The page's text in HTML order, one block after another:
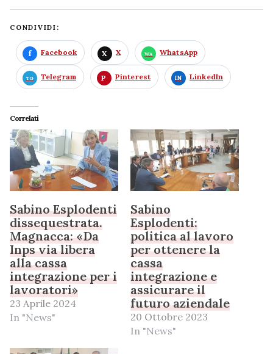
CONDIVIDI:
Facebook X WhatsApp
Telegram Pinterest LinkedIn
Correlati
Sabino Esplodenti
dissequestrata.
Magnacca: «Da
Inps via libera
alla cassa
integrazione per i
lavoratori»
23 Aprile 2024
In "News"
Sabino
Esplodenti:
politica al lavoro
per ottenere la
cassa
integrazione e
assicurare il
futuro aziendale
20 Ottobre 2023
In "News"